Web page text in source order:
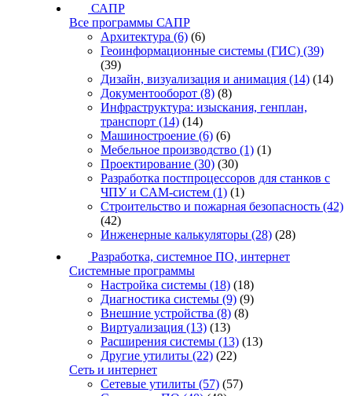
САПР
Все программы САПР
Архитектура (6) (6)
Геоинформационные системы (ГИС) (39)
(39)
Дизайн, визуализация и анимация (14) (14)
Документооборот (8) (8)
Инфраструктура: изыскания, генплан,
транспорт (14) (14)
Машиностроение (6) (6)
Мебельное производство (1) (1)
Проектирование (30) (30)
Разработка постпроцессоров для станков с
ЧПУ и CAM-систем (1) (1)
Строительство и пожарная безопасность (42)
(42)
Инженерные калькуляторы (28) (28)
Разработка, системное ПО, интернет
Системные программы
Настройка системы (18) (18)
Диагностика системы (9) (9)
Внешние устройства (8) (8)
Виртуализация (13) (13)
Расширения системы (13) (13)
Другие утилиты (22) (22)
Сеть и интернет
Сетевые утилиты (57) (57)